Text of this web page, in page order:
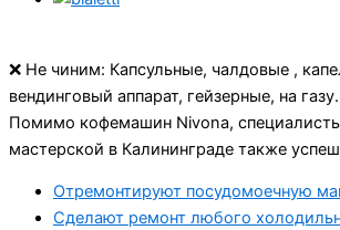
❌ Не чиним: Капсульные, чалдовые ,
вендинговый аппарат, гейзерные, на газу.
Помимо кофемашин Nivona,
мастерской в Калининграде также
Отремонтируют посудомоечную
Сделают ремонт любого